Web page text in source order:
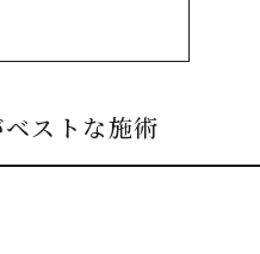
ストな施術